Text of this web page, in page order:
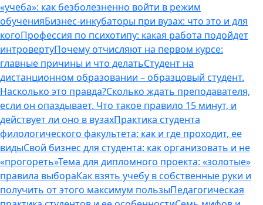
«учеба»: как безболезненно войти в режим
обученияБизнес-инкубаторы при вузах: что это и для
когоПрофессия по психотипу: какая работа подойдет
интровертуПочему отчисляют на первом курсе:
главные причины и что делатьСтудент на
дистанционном образовании – образцовый студент.
Насколько это правда?Сколько ждать преподавателя,
если он опаздывает. Что такое правило 15 минут, и
действует ли оно в вузахПрактика студента
филологического факультета: как и где проходит, ее
видыСвой бизнес для студента: как организовать и не
«прогореть»Тема для дипломного проекта: «золотые»
правила выбораКак взять учебу в собственные руки и
получить от этого максимум пользыПедагогическая